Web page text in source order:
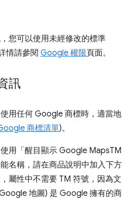
您可以使用未經修改的標準
情請參閱 Google 權限頁面。
訊
用任何 Google 商標時，適當地
商標清單)。
用「醒目顯示 Google MapsTM
名稱，請在商品說明中加入下方
屬性中不需要 TM 符號，因為文
地圖) 是 Google 擁有的商